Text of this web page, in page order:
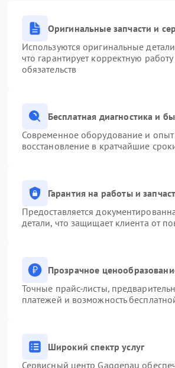
Оригинальные запчасти и
Используются оригинальные
что гарантирует корректную
обязательств
Бесплатная диагностика и
Современное оборудование и опыт
восстановление в кратчайшие
Гарантия на работы и
Предоставляется
детали, что защищает клиента от
Прозрачное
Точные прайс-листы,
платежей и возможность
Широкий спектр услуг
Сервисный центр Gaggenau